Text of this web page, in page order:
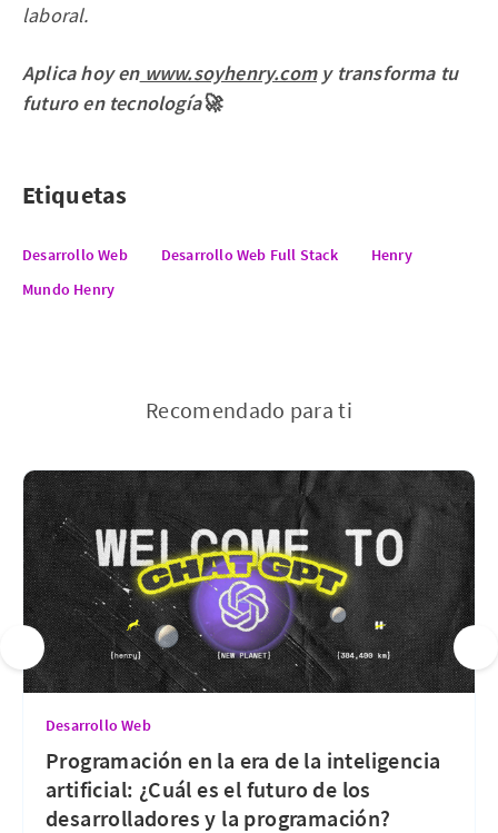
laboral.
Aplica hoy enwww.soyhenry.comy transforma tu
futuro en tecnología🚀
Etiquetas
Desarrollo Web Desarrollo Web Full Stack
Henry
Mundo Henry
Recomendado para ti
Desarrollo Web
Programación en la era de la inteligencia
artificial: ¿Cuál es el futuro de los
desarrolladores y la programación?